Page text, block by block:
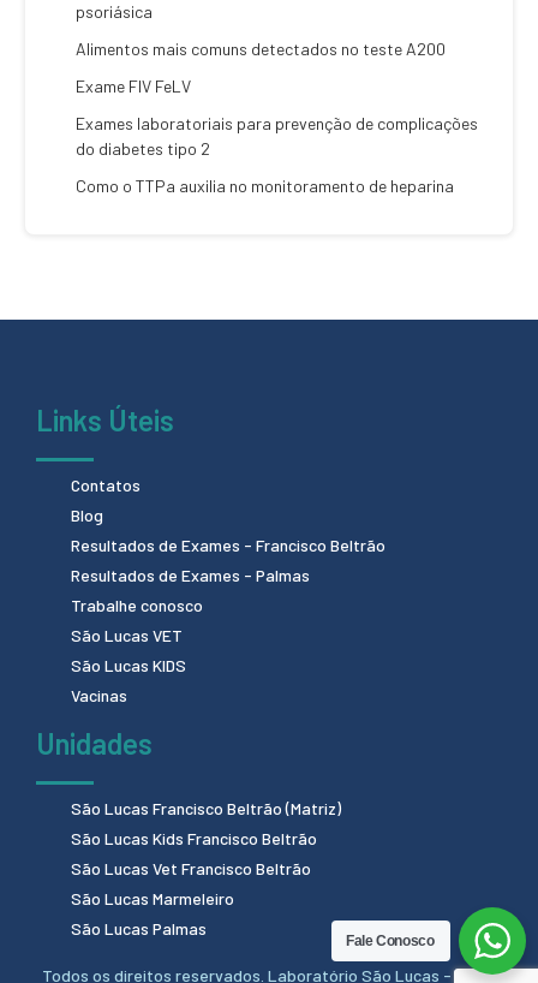
psoriásica
Alimentos mais comuns detectados no teste A200
Exame FIV FeLV
Exames laboratoriais para prevenção de complicações
do diabetes tipo 2
Como o TTPa auxilia no monitoramento de heparina
Links Úteis
Contatos
Blog
Resultados de Exames - Francisco Beltrão
Resultados de Exames - Palmas
Trabalhe conosco
São Lucas VET
São Lucas KIDS
Vacinas
Unidades
São Lucas Francisco Beltrão (Matriz)
São Lucas Kids Francisco Beltrão
São Lucas Vet Francisco Beltrão
São Lucas Marmeleiro
São Lucas Palmas
Todos os direitos reservados. Laboratório São Lucas - 2024.
Fale Conosco